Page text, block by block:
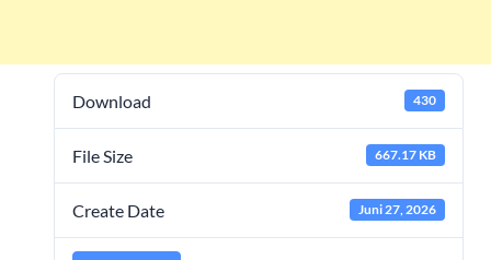
Download 430
File Size 667.17 KB
Create Date Juni 27, 2026